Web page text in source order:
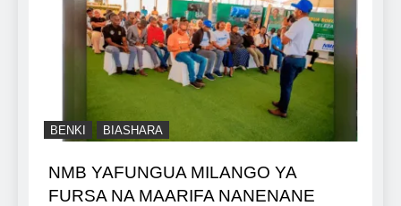
BENKI BIASHARA
NMB YAFUNGUA MILANGO YA
FURSA NA MAARIFA NANENANE